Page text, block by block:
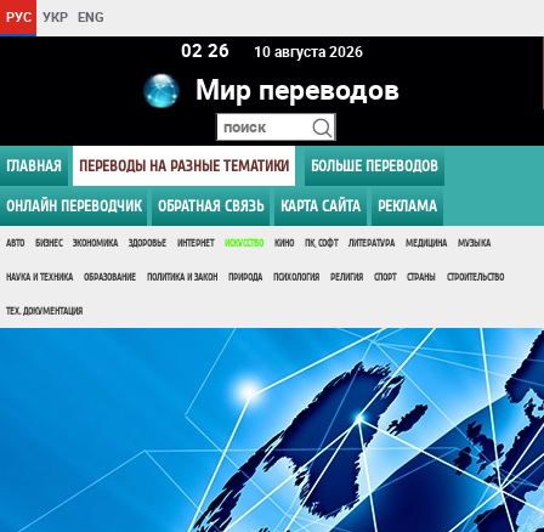
РУС УКР ENG
02:26 10 августа 2026
Мир переводов
ГЛАВНАЯ ПЕРЕВОДЫ НА РАЗНЫЕ ТЕМАТИКИ БОЛЬШЕ ПЕРЕВОДОВ
ОНЛАЙН ПЕРЕВОДЧИК ОБРАТНАЯ СВЯЗЬ КАРТА САЙТА РЕКЛАМА
АВТО БИЗНЕС ЭКОНОМИКА ЗДОРОВЬЕ ИНТЕРНЕТ ИСКУССТВО КИНО ПК, СОФТ ЛИТЕРАТУРА МЕДИЦИНА МУЗЫКА
НАУКА И ТЕХНИКА ОБРАЗОВАНИЕ ПОЛИТИКА И ЗАКОН ПРИРОДА ПСИХОЛОГИЯ РЕЛИГИЯ СПОРТ СТРАНЫ СТРОИТЕЛЬСТВО
ТЕХ. ДОКУМЕНТАЦИЯ